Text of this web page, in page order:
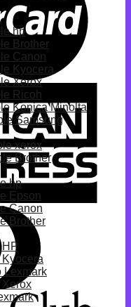
hp
Brother
Canon
Kyocera
Xerox
Ricoh
Konica Minolta
Samsung
xerox
Brother
hp
Epson
Canon
Brother
HP
Lexmark
Xerox